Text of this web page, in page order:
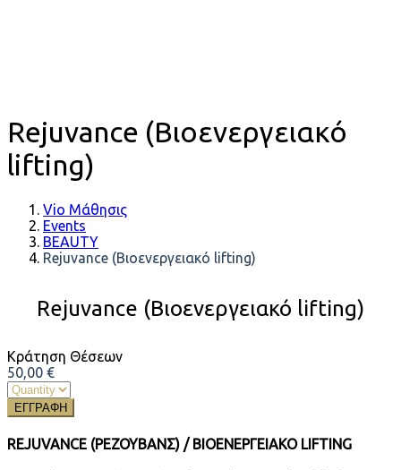
Rejuvance (Βιοενεργειακό
lifting)
Vio Μάθησις
Events
BEAUTY
Rejuvance (Βιοενεργειακό lifting)
Rejuvance (Βιοενεργειακό lifting)
Κράτηση Θέσεων
50,00 €
ΕΓΓΡΑΦΗ
REJUVANCE (ΡΕΖΟΥΒΑΝΣ) / ΒΙΟΕΝΕΡΓΕΙΑΚΟ LIFTING